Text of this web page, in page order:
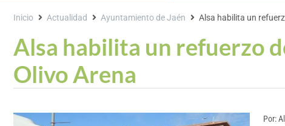
Alsa habilita un refuerzo
Olivo Arena
Inicio Actualidad Ayuntamiento de Jaén Alsa habilita un
Por: